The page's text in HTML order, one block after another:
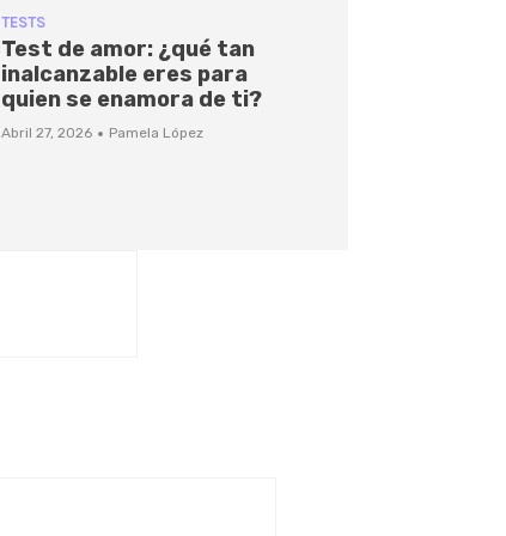
TESTS
Test de amor: ¿qué tan
inalcanzable eres para
quien se enamora de ti?
Abril 27, 2026 · Pamela López